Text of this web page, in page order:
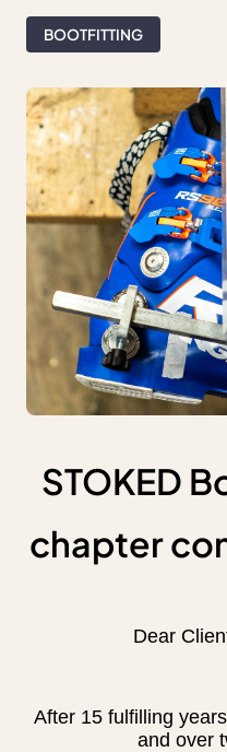
BOOTFITTING
STOKED
chapter
Dear
After 15 fulfilling
and over